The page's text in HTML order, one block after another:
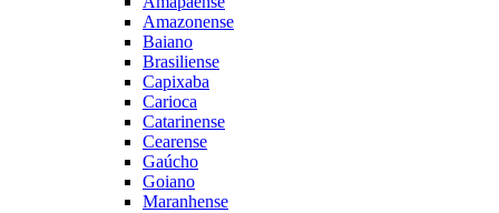
Amazonense
Baiano
Brasiliense
Capixaba
Carioca
Catarinense
Cearense
Gaúcho
Goiano
Maranhense